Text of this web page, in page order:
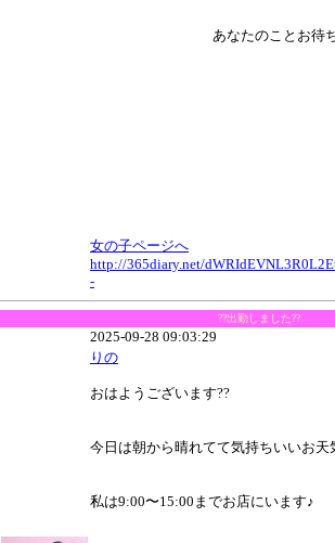
あなたのことお待
女の子ページへ
http://365diary.net/
-
??出勤しました??
2025-09-28 09:03:29
りの
おはようございます??
今日は朝から晴れてて気持ちいいお天
私は9:00〜15:00までお店にいます♪